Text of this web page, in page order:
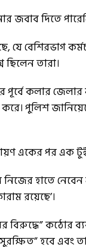
জবাব দিতে
যে বেশিরভাগ
ছিলেন তারা।
পূর্বে কলার
পুলিশ
একের পর এক
হাতে নেবেন
রয়েছে’।
কঠোর
হবে এবং